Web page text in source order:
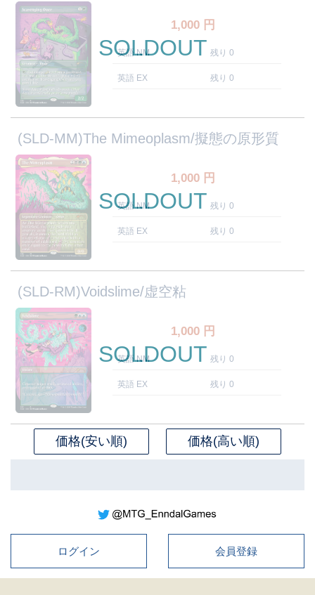
1,000 円
英語 NM 残り 0
英語 EX 残り 0
SOLDOUT
(SLD-MM)The Mimeoplasm/擬態の原形質
1,000 円
英語 NM 残り 0
英語 EX 残り 0
SOLDOUT
(SLD-RM)Voidslime/虚空粘
1,000 円
英語 NM 残り 0
英語 EX 残り 0
SOLDOUT
価格(安い順) 価格(高い順)
ログイン 会員登録